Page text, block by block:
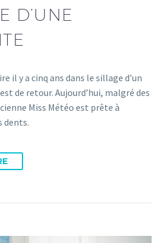
D’UNE
il y a cinq ans dans le sillage d’un
de retour. Aujourd’hui, malgré des
Miss Météo est prête à
dents.